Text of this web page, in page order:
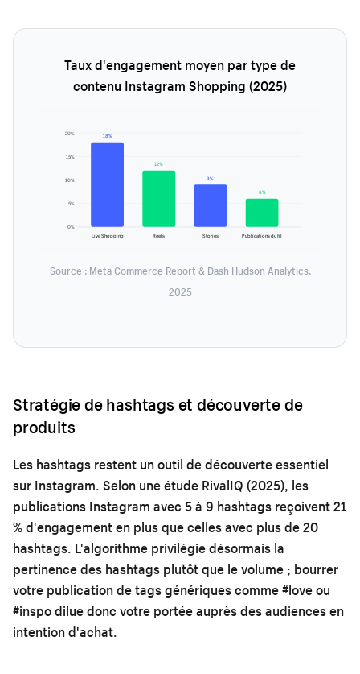
Taux d'engagement moyen par type de
contenu Instagram Shopping (2025)
0%
5%
10%
15%
20% 18%
Live Shopping
12%
Reels
9%
Stories
6%
Publications du fil
Source : Meta Commerce Report & Dash Hudson Analytics,
2025
Stratégie de hashtags et découverte de
produits
Les hashtags restent un outil de découverte essentiel
sur Instagram. Selon une étude RivalIQ (2025), les
publications Instagram avec 5 à 9 hashtags reçoivent 21
% d'engagement en plus que celles avec plus de 20
hashtags. L'algorithme privilégie désormais la
pertinence des hashtags plutôt que le volume ; bourrer
votre publication de tags génériques comme #love ou
#inspo dilue donc votre portée auprès des audiences en
intention d'achat.